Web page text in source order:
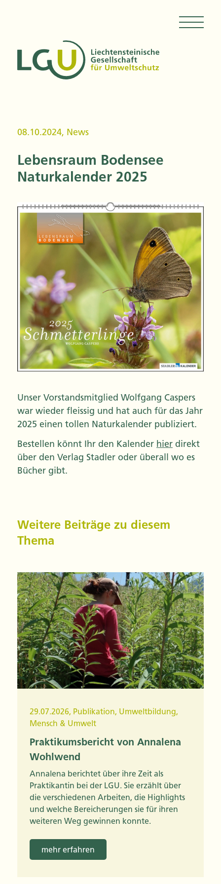
08.10.2024, News
Lebensraum Bodensee
Naturkalender 2025
Unser Vorstandsmitglied Wolfgang Caspers
war wieder fleissig und hat auch für das Jahr
2025 einen tollen Naturkalender publiziert.
Bestellen könnt Ihr den Kalender hier direkt
über den Verlag Stadler oder überall wo es
Bücher gibt.
Weitere Beiträge zu diesem
Thema
29.07.2026, Publikation, Umweltbildung,
Mensch & Umwelt
Praktikumsbericht von Annalena
Wohlwend
Annalena berichtet über ihre Zeit als
Praktikantin bei der LGU. Sie erzählt über
die verschiedenen Arbeiten, die Highlights
und welche Bereicherungen sie für ihren
weiteren Weg gewinnen konnte.
mehr erfahren